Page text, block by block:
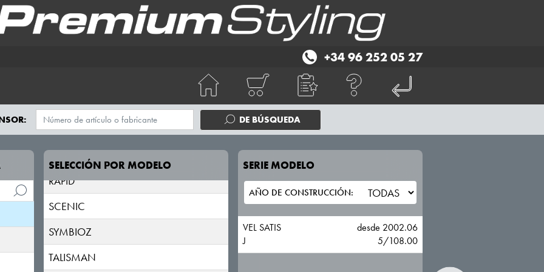
+34 96 252 05 27
DE BÚSQUEDA
SELECCIÓN POR MODELO
LAGUNA
MEGANE
MODUS
RAPID
SCENIC
SYMBIOZ
TALISMAN
SERIE MODELO
VEL SATIS
J
desde 2002.06
5/108.00